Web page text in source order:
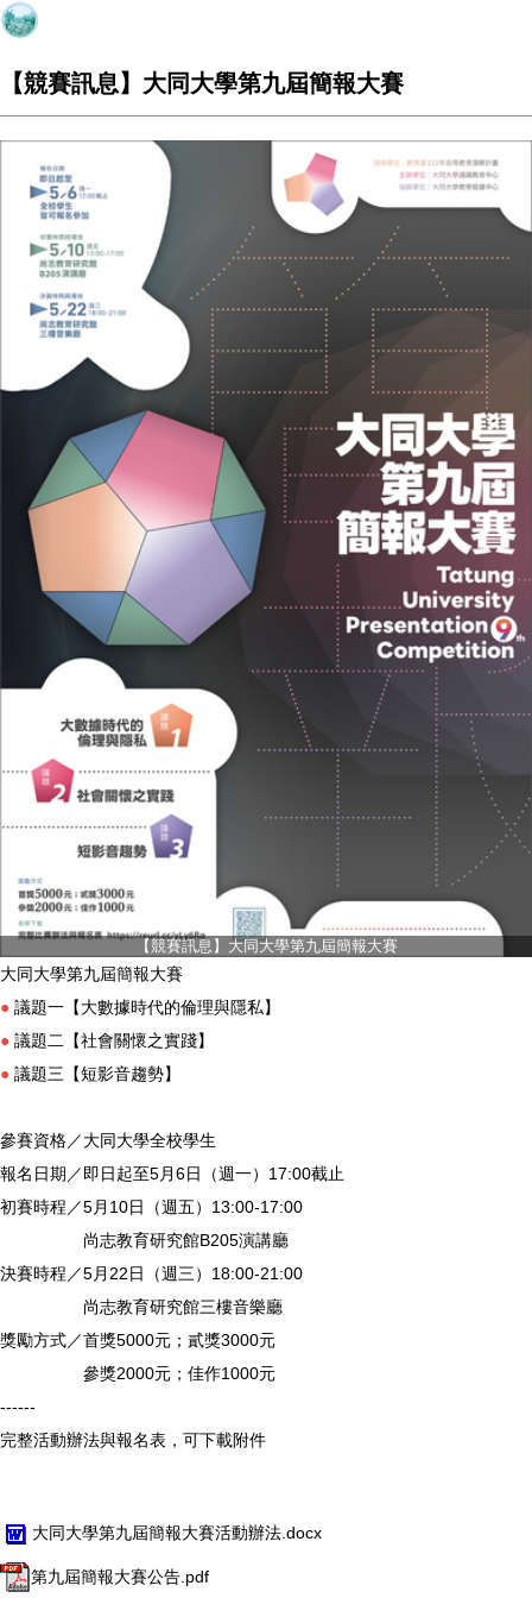
【競賽訊息】大同大學第九屆簡報大賽
【競賽訊息】大同大學第九屆簡報大賽
大同大學第九屆簡報大賽
● 議題一【大數據時代的倫理與隱私】
● 議題二【社會關懷之實踐】
● 議題三【短影音趨勢】
參賽資格／大同大學全校學生
報名日期／即日起至5月6日（週一）17:00截止
初賽時程／5月10日（週五）13:00-17:00
尚志教育研究館B205演講廳
決賽時程／5月22日（週三）18:00-21:00
尚志教育研究館三樓音樂廳
獎勵方式／首獎5000元；貳獎3000元
參獎2000元；佳作1000元
------
完整活動辦法與報名表，可下載附件
大同大學第九屆簡報大賽活動辦法.docx
第九屆簡報大賽公告.pdf